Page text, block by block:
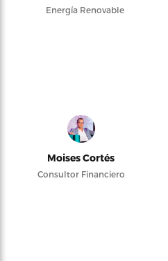
Energía Renovable
Moises Cortés
Consultor Financiero